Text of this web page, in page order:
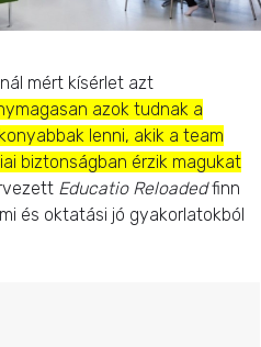
mért kísérlet azt
azok tudnak a
lenni, akik a team
biztonságban érzik magukat
Educatio Reloadedfinn
és oktatási jó gyakorlatokból